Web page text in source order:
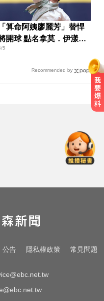
「算命阿姨廖麗芳」替悍
開球 點名拿莫．伊漾：
看好你
5
Recommended by
遭大貨車壓
受困亡
中宮廟總幹
公告 隱私權政策 常見問題